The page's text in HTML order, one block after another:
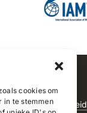
cookies om
in te stemmen
|Cookiebeleid